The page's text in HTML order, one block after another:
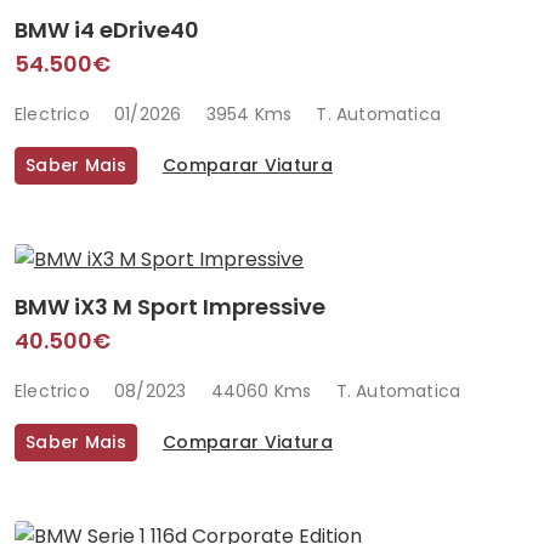
BMW i4 eDrive40
54.500€
Electrico 01/2026 3954 Kms T. Automatica
Saber Mais Comparar Viatura
BMW iX3 M Sport Impressive
40.500€
Electrico 08/2023 44060 Kms T. Automatica
Saber Mais Comparar Viatura